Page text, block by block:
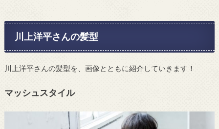
川上洋平さんの髪型
川上洋平さんの髪型を、画像とともに紹介していきます！
マッシュスタイル